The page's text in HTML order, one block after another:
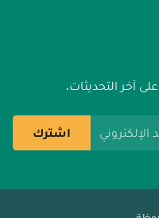
آخر التحديثات.
اشترك